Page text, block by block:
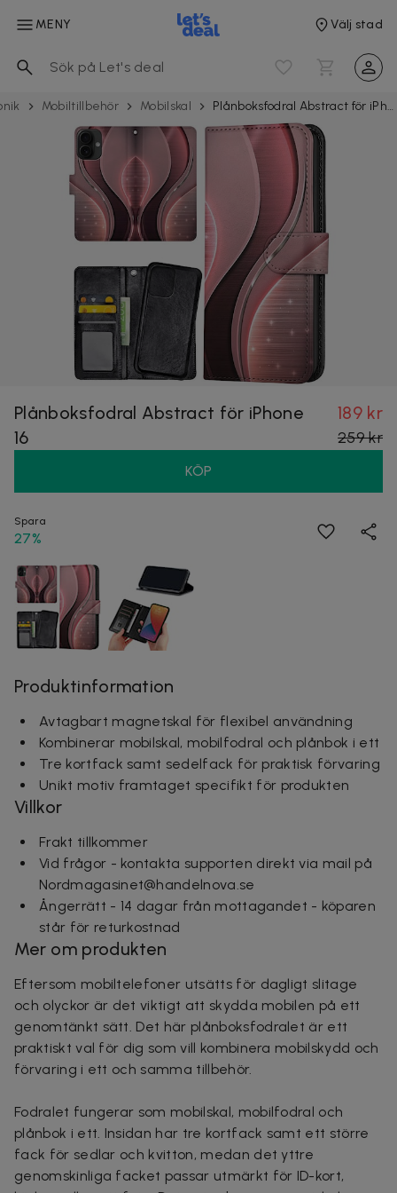
MENY Välj stad
Mobil­tillbehör Mobilskal Plånboksfodral Abstract för iPhone 16
Plånboksfodral Abstract för iPhone
16
189 kr
259 kr
KÖP
Spara
27%
Produktinformation
Avtagbart magnetskal för flexibel användning
Kombinerar mobilskal, mobilfodral och plånbok i ett
Tre kortfack samt sedelfack för praktisk förvaring
Unikt motiv framtaget specifikt för produkten
Villkor
Frakt tillkommer
Vid frågor - kontakta supporten direkt via mail på
Nordmagasinet@handelnova.se
Ångerrätt - 14 dagar från mottagandet - köparen
står för returkostnad
Mer om produkten
Eftersom mobiltelefoner utsätts för dagligt slitage
och olyckor är det viktigt att skydda mobilen på ett
genomtänkt sätt. Det här plånboksfodralet är ett
praktiskt val för dig som vill kombinera mobilskydd och
förvaring i ett och samma tillbehör.
Fodralet fungerar som mobilskal, mobilfodral och
plånbok i ett. Insidan har tre kortfack samt ett större
fack för sedlar och kvitton, medan det yttre
genomskinliga facket passar utmärkt för ID-kort,